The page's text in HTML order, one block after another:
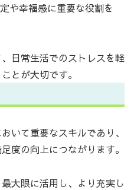
や幸福感に重要な役割を
日常生活でのストレスを軽
とが大切です。
いて重要なスキルであり、
度の向上につながります。
大限に活用し、より充実し